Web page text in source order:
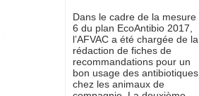
Dans le cadre de la mesure
6 du plan EcoAntibio 2017,
l’AFVAC a été chargée de la
rédaction de fiches de
recommandations pour un
bon usage des antibiotiques
chez les animaux de